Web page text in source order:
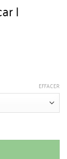
|
EFFACER